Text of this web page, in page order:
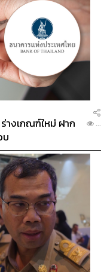
างเกณฑ์ใหม่ ฝาก
บ
...